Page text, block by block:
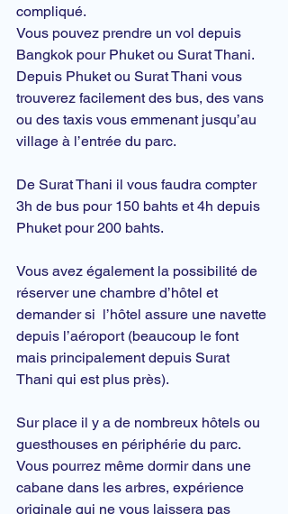
compliqué.
Vous pouvez prendre un vol depuis
Bangkok pour Phuket ou Surat Thani.
Depuis Phuket ou Surat Thani vous
trouverez facilement des bus, des vans
ou des taxis vous emmenant jusqu’au
village à l’entrée du parc.
De Surat Thani il vous faudra compter
3h de bus pour 150 bahts et 4h depuis
Phuket pour 200 bahts.
Vous avez également la possibilité de
réserver une chambre d’hôtel et
demander si  l’hôtel assure une navette
depuis l’aéroport (beaucoup le font
mais principalement depuis Surat
Thani qui est plus près).
Sur place il y a de nombreux hôtels ou
guesthouses en périphérie du parc.
Vous pourrez même dormir dans une
cabane dans les arbres, expérience
originale qui ne vous laissera pas